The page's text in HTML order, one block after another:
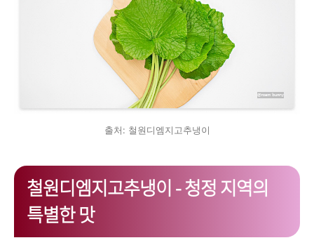
출처: 철원디엠지고추냉이
철원디엠지고추냉이 - 청정 지역의
특별한 맛